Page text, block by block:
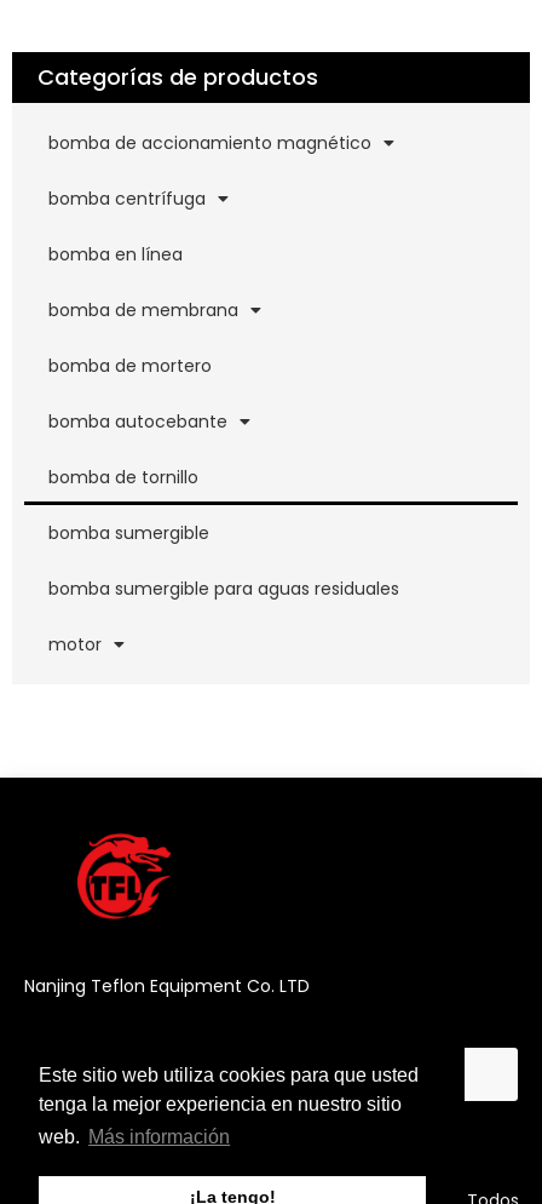
Este sitio web utiliza cookies para que usted
tenga la mejor experiencia en nuestro sitio
web. Más información
¡La tengo!
Este sitio web utiliza cookies para que usted
tenga la mejor experiencia en nuestro sitio
web. Más información
¡La tengo!
Categorías de productos
bomba de accionamiento magnético
bomba centrífuga
bomba en línea
bomba de membrana
bomba de mortero
bomba autocebante
bomba de tornillo
bomba sumergible
bomba sumergible para aguas residuales
motor
Nanjing Teflon Equipment Co. LTD